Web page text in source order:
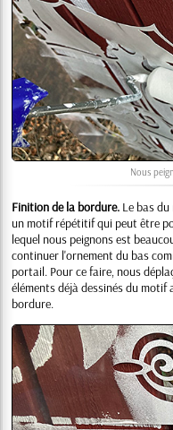
Nous
Finition de la bordure. Le bas
un motif répétitif qui peut être
lequel nous peignons est
continuer l'ornement du bas
portail. Pour ce faire, nous
éléments déjà dessinés du motif
bordure.